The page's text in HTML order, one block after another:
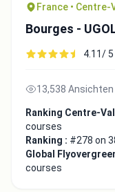
France • Centre-
Bourges -
4.11/
13,538 Ansichten
Ranking Centre-
courses
Ranking : #278 on
Global
courses